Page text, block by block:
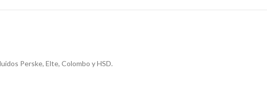
Perske, Elte, Colombo y HSD.